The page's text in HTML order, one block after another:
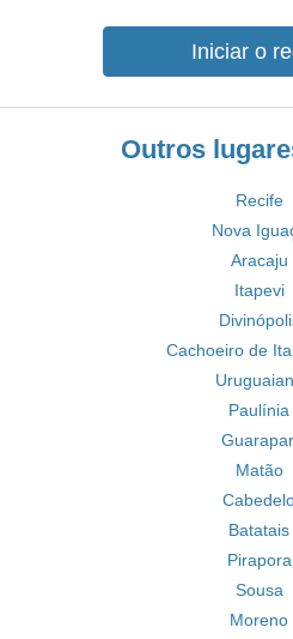
Iniciar o
Outros
Recife
Nova
Aracaju
Itapevi
Cachoeiro de
Paulínia
Matão
Batatais
Pirapora
Sousa
Moreno